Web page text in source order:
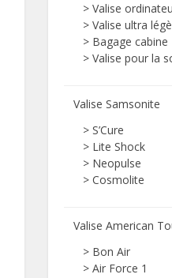
> Valise
> Valise ultra
> Bagage cabine
> Valise pour la
Valise Samsonite
> S’Cure
> Lite Shock
> Neopulse
> Cosmolite
Valise American
> Bon Air
> Air Force 1